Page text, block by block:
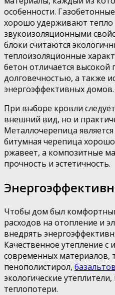
особенности.
хорошо удерживают
звукоизоляционными
блоки считаются
теплоизоляционные
бетон отличается высокой
долговечностью, а также
энергоэффективных домов.
При выборе кровли
внешний вид, но и
Металлочерепица
битумная черепица
ржавеет, а композитные
прочность и эстетичность.
Чтобы дом был
расходов на отопление и
внедрять
Качественное утепление с
современных материалов,
пенополистирол,
экологические
теплопотери.